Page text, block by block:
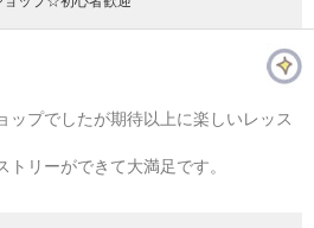
ップでしたが期待以上に楽しいレッス
リーができて大満足です。